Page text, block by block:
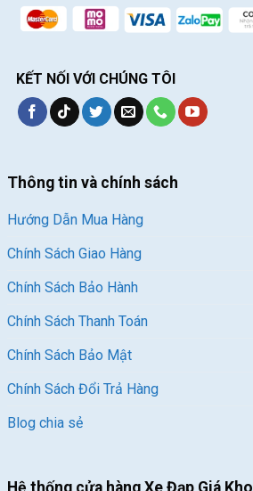
KẾT NỐI VỚI CHÚNG TÔI
Thông tin và chính sách
Hướng Dẫn Mua Hàng
Chính Sách Giao Hàng
Chính Sách Bảo Hành
Chính Sách Thanh Toán
Chính Sách Bảo Mật
Chính Sách Đổi Trả Hàng
Blog chia sẻ